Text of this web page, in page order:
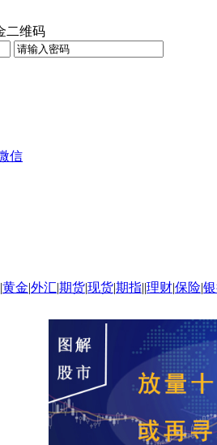
信
|黄金|外汇|期货|现货|期指||理财|保险|